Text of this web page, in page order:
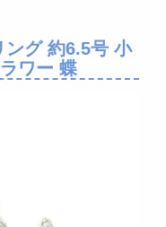
ング 約6.5号 小
ワー 蝶